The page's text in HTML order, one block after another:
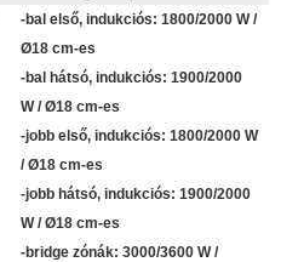
-bal első, indukciós: 1800/2000 W /
Ø18 cm-es
-bal hátsó, indukciós: 1900/2000
W / Ø18 cm-es
-jobb első, indukciós: 1800/2000 W
/ Ø18 cm-es
-jobb hátsó, indukciós: 1900/2000
W / Ø18 cm-es
-bridge zónák: 3000/3600 W /